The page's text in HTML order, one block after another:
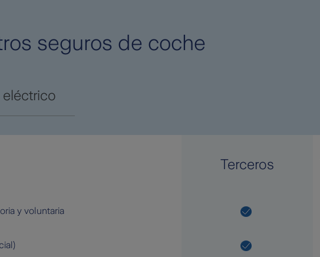
seguros de coche
Terceros
y voluntaria